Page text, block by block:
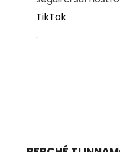
TikTok
.